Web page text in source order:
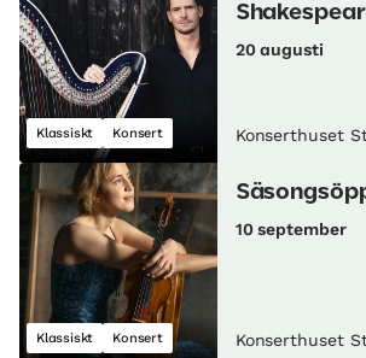
Klassiskt Konsert
20 augusti
Konserthuset
Klassiskt Konsert
10 september
Konserthuset